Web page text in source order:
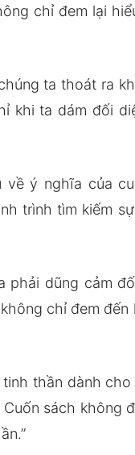
chỉ đem lại
ta thoát ra
khi ta dám đối
ý nghĩa của
trình tìm kiếm
phải dũng cảm
chỉ đem đến
thần dành cho
sách không